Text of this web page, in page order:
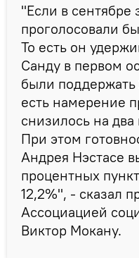
"Если в сентябре
проголосовали
То есть он
Санду в первом
были поддержать
есть намерение
снизилось на
При этом
Андрея Нэстасе
процентных
12,2%", - сказал
Ассоциацией
Виктор Мокану.